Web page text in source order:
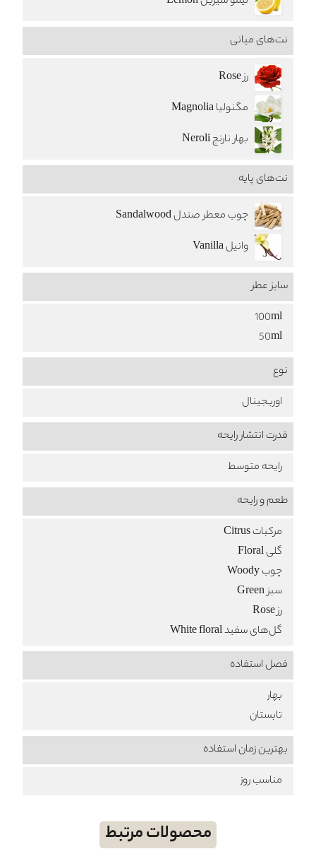
نت‌های میانی
رز Rose
مگنولیا Magnolia
بهار نارنج Neroli
نت‌های پایه
چوب معطر صندل Sandalwood
وانیل Vanilla
سایز عطر
100ml
50ml
نوع
اوریجینال
قدرت انتشار رایحه
رایحه متوسط
طعم‌ و رایحه
مرکبات Citrus
گلی Floral
چوب Woody
سبز Green
رز Rose
گل‌های سفید White floral
فصل استفاده
بهار
تابستان
بهترین زمان استفاده
مناسب روز
محصولات مرتبط